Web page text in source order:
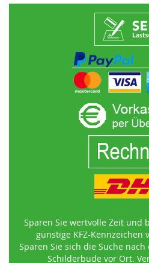
Sparen Sie wertvolle Zeit und
günstige KFZ-Kennzeichen
Sparen Sie sich die Suche
Schilderbude vor Ort.